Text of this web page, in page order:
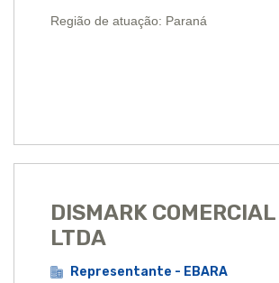
Região de atuação: Paraná
DISMARK COMERCIAL
LTDA
Representante - EBARA